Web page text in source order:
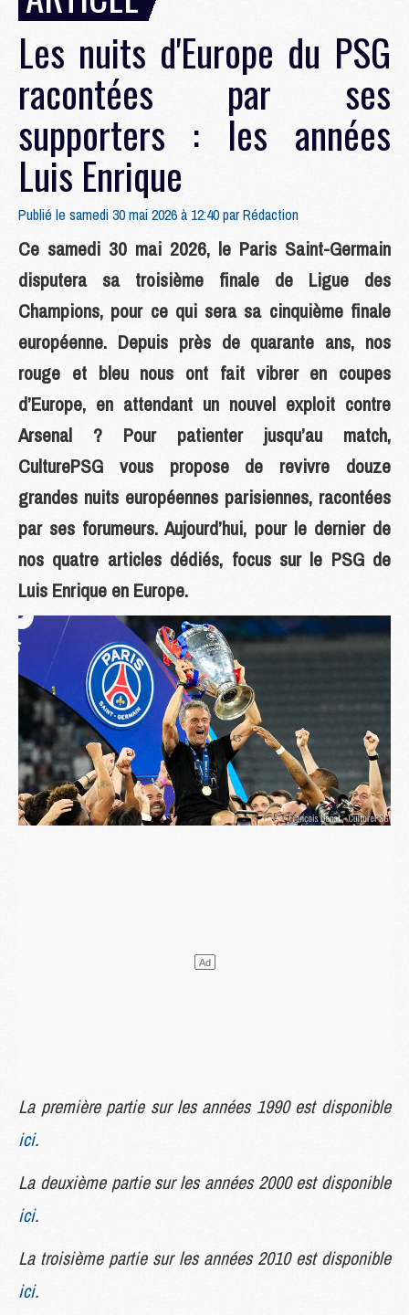
Les nuits d'Europe du PSG
racontées par ses
supporters : les années
Luis Enrique
Publié le samedi 30 mai 2026 à 12:40 parRédaction
Ce samedi 30 mai 2026, le Paris Saint-Germain
disputera sa troisième finale de Ligue des
Champions, pour ce qui sera sa cinquième finale
européenne. Depuis près de quarante ans, nos
rouge et bleu nous ont fait vibrer en coupes
d’Europe, en attendant un nouvel exploit contre
Arsenal ? Pour patienter jusqu’au match,
CulturePSG vous propose de revivre douze
grandes nuits européennes parisiennes, racontées
par ses forumeurs. Aujourd’hui, pour le dernier de
nos quatre articles dédiés, focus sur le PSG de
Luis Enrique en Europe.
La première partie sur les années 1990 est disponible
ici.
La deuxième partie sur les années 2000 est disponible
ici.
La troisième partie sur les années 2010 est disponible
ici.